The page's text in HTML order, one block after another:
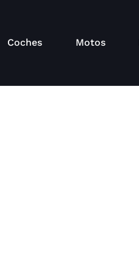
Coches Motos